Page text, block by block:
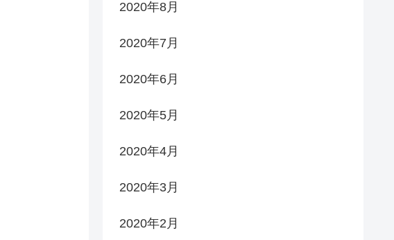
2020年8月
2020年7月
2020年6月
2020年5月
2020年4月
2020年3月
2020年2月